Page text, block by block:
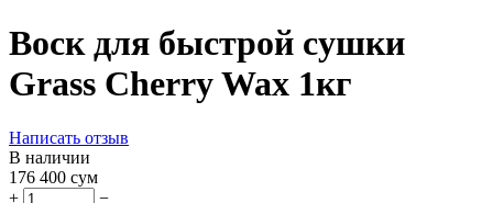
Воск для быстрой сушки
Grass Cherry Wax 1кг
Написать отзыв
В наличии
176 400 сум
+
−